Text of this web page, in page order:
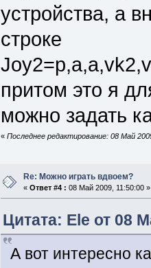
устройства, а
строке
притом это я
можно задать
«Последнее редактирование: 08 Май
Re: Можно играть вдвоем?
« Ответ #4 : 08 Май 2009, 11:50:00 »
Цитата: Ele от 08
А вот интересно